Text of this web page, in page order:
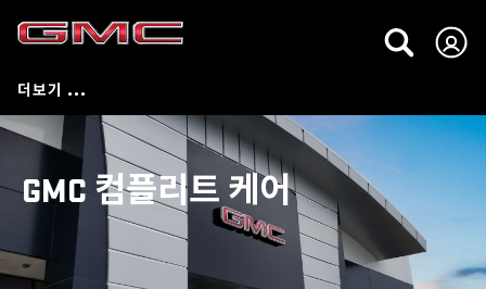
GMC 컴플리트 케어